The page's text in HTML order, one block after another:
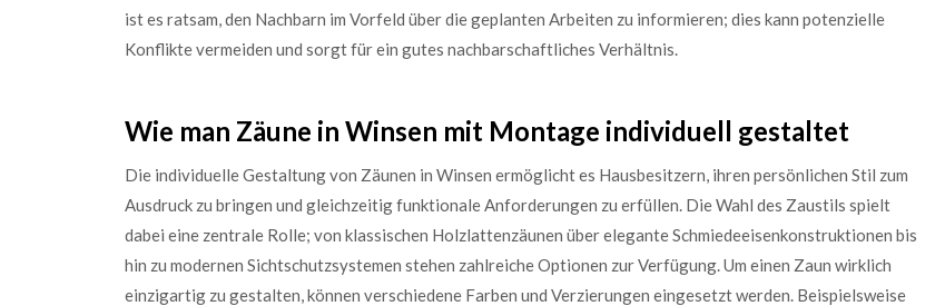
ist es ratsam, den Nachbarn im Vorfeld über die geplanten Arbeiten zu informieren; dies kann potenzielle
Konflikte vermeiden und sorgt für ein gutes nachbarschaftliches Verhältnis.
Wie man Zäune in Winsen mit Montage individuell gestaltet
Die individuelle Gestaltung von Zäunen in Winsen ermöglicht es Hausbesitzern, ihren persönlichen Stil zum
Ausdruck zu bringen und gleichzeitig funktionale Anforderungen zu erfüllen. Die Wahl des Zaustils spielt
dabei eine zentrale Rolle; von klassischen Holzlattenzäunen über elegante Schmiedeeisenkonstruktionen bis
hin zu modernen Sichtschutzsystemen stehen zahlreiche Optionen zur Verfügung. Um einen Zaun wirklich
einzigartig zu gestalten, können verschiedene Farben und Verzierungen eingesetzt werden. Beispielsweise